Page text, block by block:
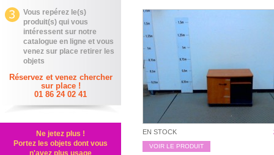
Vous repérez le(s)
produit(s) qui vous
intéressent sur notre
catalogue en ligne et vous
venez sur place retirer les
objets
Réservez et venez chercher
sur place !
01 86 24 02 41
Ne jetez plus !
Portez les objets dont vous
n'avez plus usage
EN STOCK
VOIR LE PRODUIT